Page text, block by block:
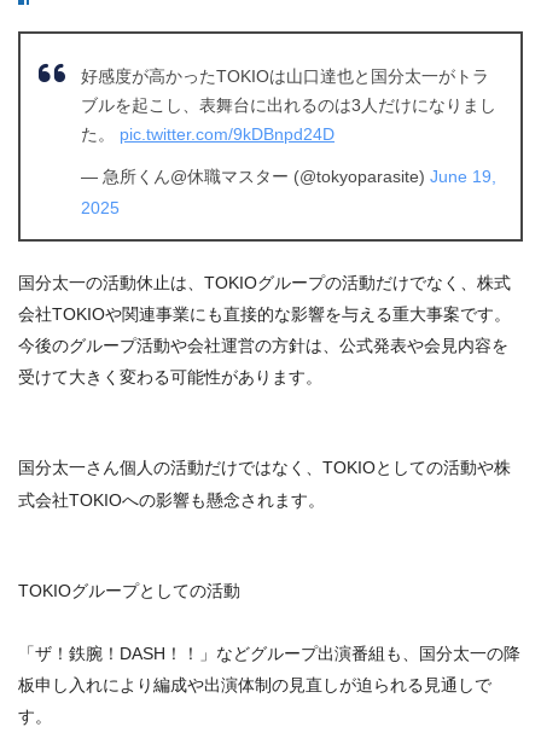
好感度が高かったTOKIOは山口達也と国分太一がトラ
ブルを起こし、表舞台に出れるのは3人だけになりまし
た。 pic.twitter.com/9kDBnpd24D
— 急所くん@休職マスター (@tokyoparasite) June 19,
2025
国分太一の活動休止は、TOKIOグループの活動だけでなく、株式
会社TOKIOや関連事業にも直接的な影響を与える重大事案です。
今後のグループ活動や会社運営の方針は、公式発表や会見内容を
受けて大きく変わる可能性があります。
国分太一さん個人の活動だけではなく、TOKIOとしての活動や株
式会社TOKIOへの影響も懸念されます。
TOKIOグループとしての活動
「ザ！鉄腕！DASH！！」などグループ出演番組も、国分太一の降
板申し入れにより編成や出演体制の見直しが迫られる見通しで
す。